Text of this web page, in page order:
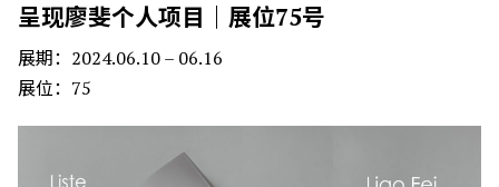
呈现廖斐个人项目｜展位75号
展期：2024.06.10 – 06.16
展位：75